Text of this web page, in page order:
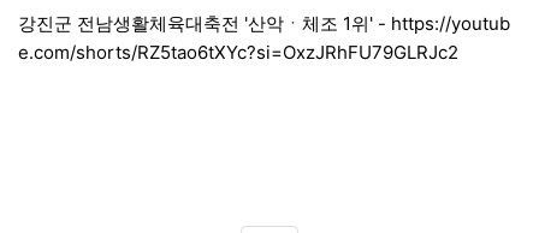
본문
강진군 전남생활체육대축전 '산악ㆍ체조 1위' - https://youtub
e.com/shorts/RZ5tao6tXYc?si=OxzJRhFU79GLRJc2